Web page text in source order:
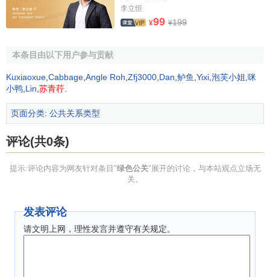
创建绿色企业是社会组织发展的一大趋势，作为决策参
的诸项功能性工作的内容中，就必须高度注意环境的绿色动
态，如政府政策有关绿色的走向，市场绿色需求，公众绿色
呼声，环保的法律、法规等，均将其纳入自己的视野，以充
分的依据促使并协助决策者制订好绿色目标．与此同时，绿
色营销目标的确立，同样也需要
证目标的正确性与合理性。
3．塑造绿色企业形象
在公众心目中树立绿色企业形象，这是绿色公关的根本
持续发展的角度建立公关策略思路，则该企业将被公众所认
可，被环境所接纳，这将是企业寻求发展的无形资产和至尊
李立恒
¥99 ¥199
本条目由以下用户参与贡献
Kuxiaoxue Cabbage Angle Roh Zfj3000 Dan 鲈鱼 Yixi 泡芙小姐 咪
小鸭 Lin 苏青荇
页面分类: 公共关系类型
评论(共0条)
提示:评论内容为网友针对条目"绿色公关"展开的讨论，与本站观点立场无
关。
发表评论
请文明上网，理性发言并遵守有关规定。